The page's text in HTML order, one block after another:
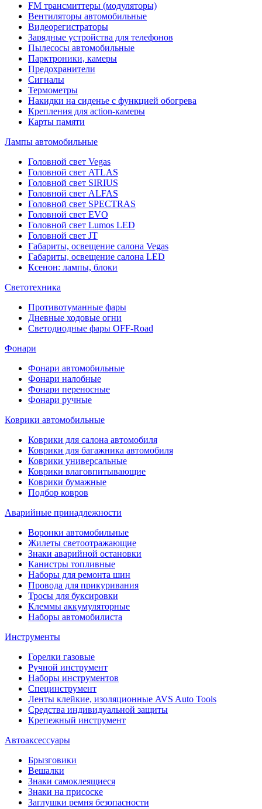
FM трансмиттеры (модуляторы)
Вентиляторы автомобильные
Видеорегистраторы
Зарядные устройства для телефонов
Пылесосы автомобильные
Парктроники, камеры
Предохранители
Сигналы
Термометры
Накидки на сиденье с функцией обогрева
Крепления для action-камеры
Карты памяти
Лампы автомобильные
Головной свет Vegas
Головной свет ATLAS
Головной свет SIRIUS
Головной свет ALFAS
Головной свет SPECTRAS
Головной свет EVO
Головной свет Lumos LED
Головной свет JT
Габариты, освещение салона Vegas
Габариты, освещение салона LED
Ксенон: лампы, блоки
Светотехника
Противотуманные фары
Дневные ходовые огни
Светодиодные фары OFF-Road
Фонари
Фонари автомобильные
Фонари налобные
Фонари переносные
Фонари ручные
Коврики автомобильные
Коврики для салона автомобиля
Коврики для багажника автомобиля
Коврики универсальные
Коврики влаговпитывающие
Коврики бумажные
Подбор ковров
Аварийные принадлежности
Воронки автомобильные
Жилеты светоотражающие
Знаки аварийной остановки
Канистры топливные
Наборы для ремонта шин
Провода для прикуривания
Тросы для буксировки
Клеммы аккумуляторные
Наборы автомобилиста
Инструменты
Горелки газовые
Ручной инструмент
Наборы инструментов
Специнструмент
Ленты клейкие, изоляционные AVS Auto Tools
Средства индивидуальной защиты
Крепежный инструмент
Автоаксессуары
Брызговики
Вешалки
Знаки самоклеящиеся
Знаки на присоске
Заглушки ремня безопасности